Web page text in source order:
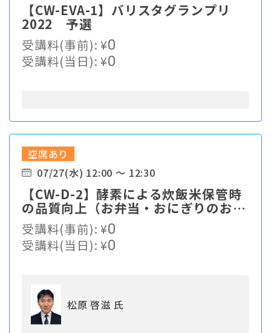
【CW-EVA-1】バリスタグランプリ
2022 予選
受講料(事前):¥0
受講料(当日):¥0
空席あり
07/27(水) 12:00 ～ 12:30
【CW-D-2】酵素による炊飯米保管時
の品質向上（お弁当・おにぎりのおい
しさを長持ちさせて食品ロスの削減
へ）
受講料(事前):¥0
受講料(当日):¥0
松原 啓滋 氏